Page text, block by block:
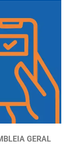
GERAL